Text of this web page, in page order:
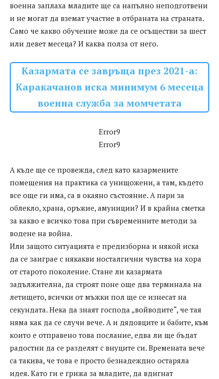
военна заплаха младите ще са напълно неподготвени
и не могат да вземат участие в отбраната на страната.
Само че какво обучение може да се осъществи за шест
или девет месеца? И каква полза от него.
Казармата се завръща през 2021-а:
Каракачанов иска минимум 6 месеца
военна служба за момчетата
Error9
Error9
А къде ще се провежда, след като казармените
помещения на практика са унищожени, а там, където
все още ги има, са в окаяно състояние. А пари за
облекло, храна, оръжие, амуниции? И в крайна сметка
за какво е всичко това при съвременните методи за
водене на война.
Или защото ситуацията е предизборна и някой иска
да се заиграе с някакви носталгични чувства на хора
от старото поколение. Стане ли казармата
задължителна, да строят поне още два терминала на
летището, всички от мъжки пол ще се изнесат на
секундата. Нека да знаят господа „войводите“, че тая
няма как да се случи вече. А и дядовците и бабите, към
които е отправено това послание, едва ли ще бъдат
радостни да се разделят с внуците си. Времената вече
са такива, че това е просто безнадеждно остаряла
идея. Като ги е грижа за младите, да вдигнат